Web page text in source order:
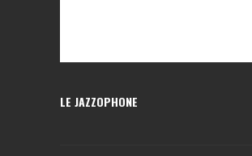
LE JAZZOPHONE